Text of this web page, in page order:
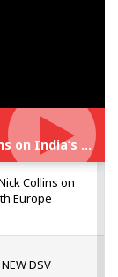
Rigvedic Names in Denmark? Nick Collins on India’s Forgotten Links With Europe
Collins on
Europe
DSV